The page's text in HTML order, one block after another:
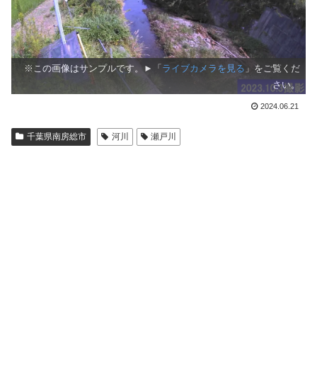
※この画像はサンプルです。►「 ライブカメラを見る 」をご覧くだ
さい。
2024.06.21
千葉県南房総市 河川 瀬戸川